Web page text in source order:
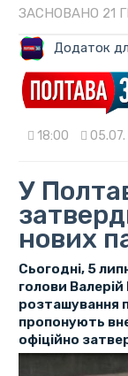
ЗАСНОВАНО 21
Додаток
18:00
У
нових
Сьогодні, 5
голови
розташування
пропонують
офіційно